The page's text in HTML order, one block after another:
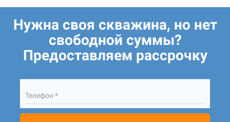
Нужна своя скважина, но нет
свободной суммы?
Предоставляем рассрочку
Телефон *